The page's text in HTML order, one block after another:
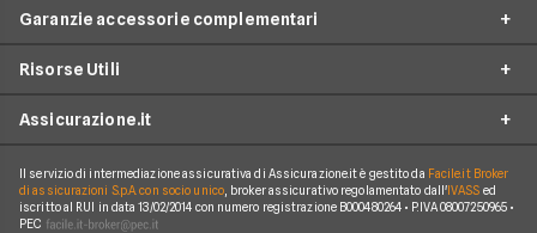
RC Moto
Assicurazione Ciclomotore
Assicurazione Casa
Polizza Vita
Allianz Direct
Prima.it
Linear
Genertel
Garanzie accessorie complementari
Infortuni conducente
Tutela legale
Risorse Utili
Guide
Glossario
Assicurazione.it
Chi Siamo
Come funziona Assicurazione.it
Il servizio di intermediazione assicurativa di Assicurazione.it è gestito da Facile.it Broker
di assicurazioni S.p.A. con socio unico, broker assicurativo regolamentato dall' IVASS ed
iscritto al RUI in data 13/02/2014 con numero registrazione B000480264 • P.IVA 08007250965 •
PEC